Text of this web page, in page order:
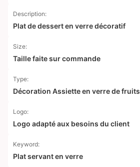
Description:
Plat de dessert en verre décoratif
Size:
Taille faite sur commande
Type:
Décoration Assiette en verre de fruits
Logo:
Logo adapté aux besoins du client
Keyword:
Plat servant en verre